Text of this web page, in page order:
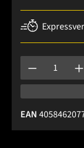
Produkt
EAN